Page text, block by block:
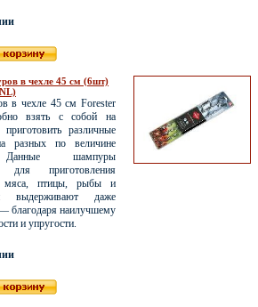
в чехле 45 см (6шт)
в чехле 45 см Forester
взять с собой на
различные
разных по величине
Данные шампуры
для приготовления
мяса, птицы, рыбы и
выдерживают даже
благодаря наилучшему
и упругости.